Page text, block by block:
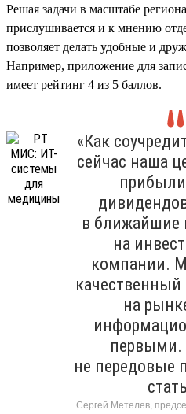
Решая задачи в масштабе
прислушивается и к мнению
позволяет делать удобные и
Например, приложение для
имеет рейтинг 4 из 5 баллов.
«Как
сейчас наша
в ближайшие
на
компании.
качественный
на
первыми.
не передовые
Сергей Метелев,